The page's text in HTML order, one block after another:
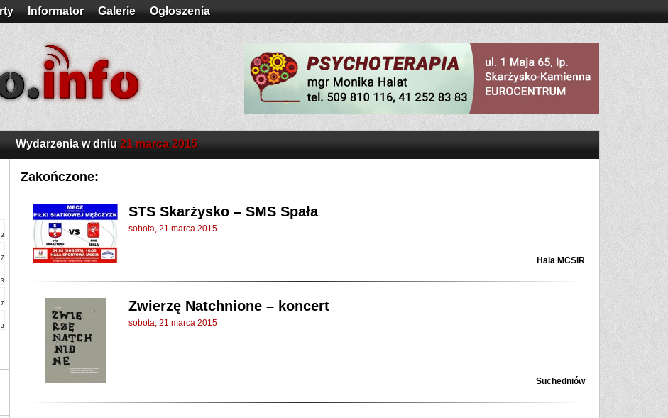
Informator Galerie Ogłoszenia
3
7
3
7
3
Wydarzenia w dniu 21 marca 2015
Zakończone:
STS Skarżysko – SMS Spała
sobota, 21 marca 2015
Hala MCSiR
Zwierzę Natchnione – koncert
sobota, 21 marca 2015
Suchedniów